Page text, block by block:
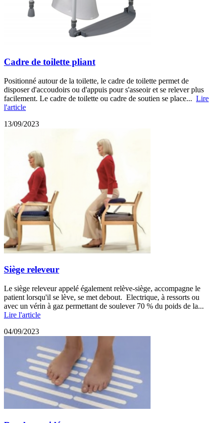
Cadre de toilette pliant
Positionné autour de la toilette, le cadre de toilette permet de
disposer d'accoudoirs ou d'appuis pour s'asseoir et se relever plus
facilement. Le cadre de toilette ou cadre de soutien se place... Lire
l'article
13/09/2023
Siège releveur
Le siège releveur appelé également relève-siège, accompagne le
patient lorsqu'il se lève, se met debout. Electrique, à ressorts ou
avec un vérin à gaz permettant de soulever 70 % du poids de la...
Lire l'article
04/09/2023